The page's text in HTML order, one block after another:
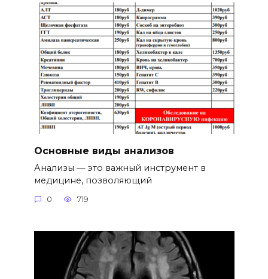
Основные виды анализов
Анализы — это важный инструмент в
медицине, позволяющий
0 719